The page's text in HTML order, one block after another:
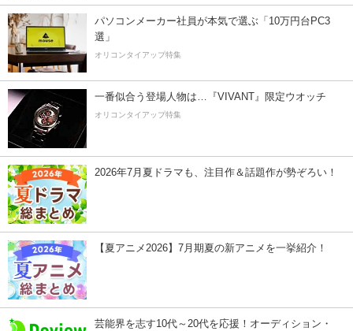
パソコンメーカー社員が本気で選ぶ「10万円台PC3
選」
オリコンタイアップ特集
一番似合う登場人物は…『VIVANT』限定ウオッチ
オリコンタイアップ特集
2026年7月夏ドラマも、注目作＆話題作が勢ぞろい！
【夏アニメ2026】7月期夏の新アニメを一挙紹介！
芸能界を志す10代～20代を応援！オーディション・